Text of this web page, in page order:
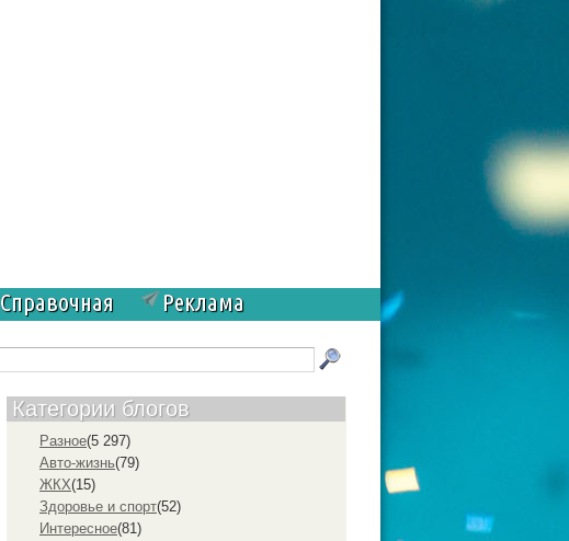
Справочная
Реклама
Категории блогов
Разное(5 297)
Авто-жизнь(79)
ЖКХ(15)
Здоровье и спорт(52)
Интересное(81)